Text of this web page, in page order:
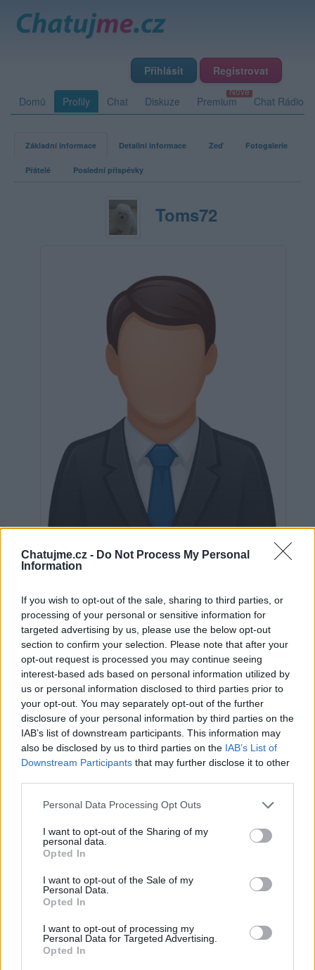
Chatujme.cz - Do Not Process My Personal
Information
If you wish to opt-out of the sale, sharing to third parties, or
processing of your personal or sensitive information for
targeted advertising by us, please use the below opt-out
section to confirm your selection. Please note that after your
opt-out request is processed you may continue seeing
interest-based ads based on personal information utilized by
us or personal information disclosed to third parties prior to
your opt-out. You may separately opt-out of the further
disclosure of your personal information by third parties on the
IAB’s list of downstream participants. This information may
also be disclosed by us to third parties on the IAB’s List of
Downstream Participants that may further disclose it to other
Personal Data Processing Opt Outs
I want to opt-out of the Sharing of my
personal data.
Opted In
I want to opt-out of the Sale of my
Personal Data.
Opted In
I want to opt-out of processing my
Personal Data for Targeted Advertising.
Opted In
Přihlásit Registrovat
Domů Profily Chat Diskuze Premium Chat Rádio
Základní informace Detailní informace Zeď Fotogalerie
Přátelé Poslední příspěvky
Toms72
Neověřeno
0 uživatelům se líbí
Věk: 47
Kontakt
Napsat uživateli vzkaz
Informace o profilu a chatu
Online: Není nikde online
Prochatováno: 0.06 hod.
Líbí se:0
Oblibené místnosti
Sledované diskuze